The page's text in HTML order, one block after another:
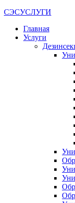
СЭСУСЛУГИ
Главная
Услуги